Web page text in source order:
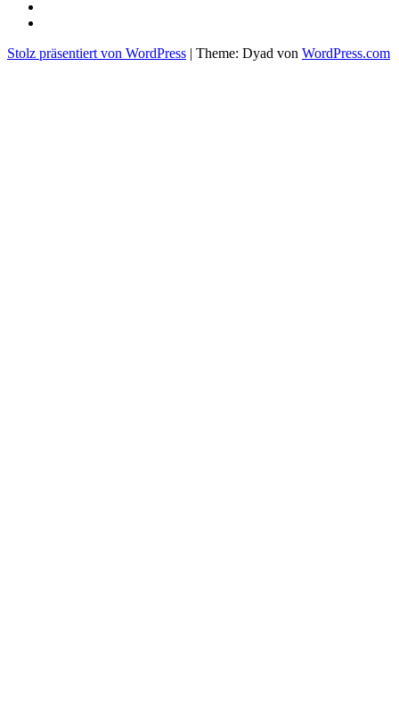
Stolz präsentiert von WordPress | Theme: Dyad von WordPress.com